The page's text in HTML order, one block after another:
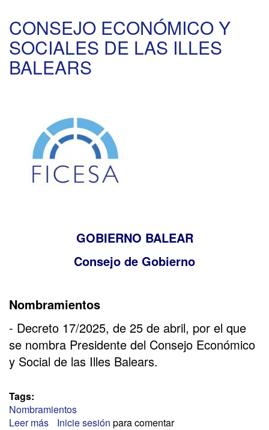
DE
BIZKAIA
CONSEJO ECONÓMICO Y
SOCIALES DE LAS ILLES
BALEARS
GOBIERNO BALEAR
Consejo de Gobierno
Nombramientos
- Decreto 17/2025, de 25 de abril, por el que
se nombra Presidente del Consejo Económico
y Social de las Illes Balears.
Tags:
Nombramientos
Leer más sobre
Inicie sesión para comentar